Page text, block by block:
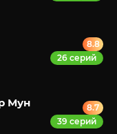
8.8
26 серий
Мун
8.7
39 серий